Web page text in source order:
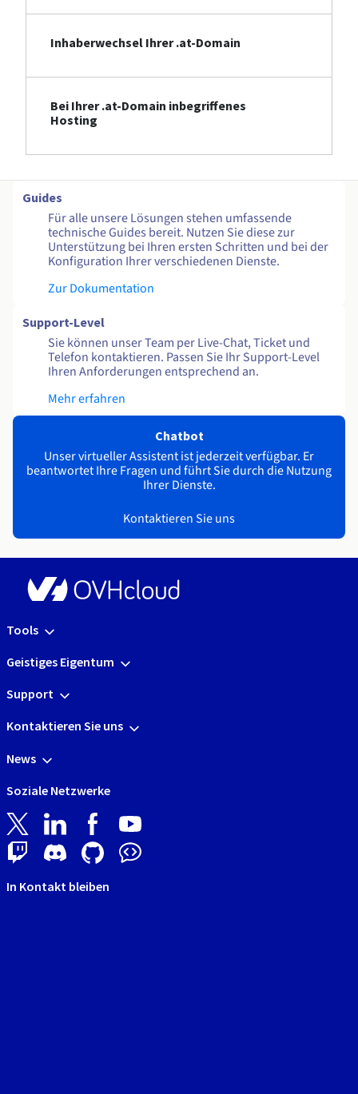
Inhaberwechsel Ihrer .at-Domain
Bei Ihrer .at-Domain inbegriffenes
Hosting
Guides
Für alle unsere Lösungen stehen umfassende
technische Guides bereit. Nutzen Sie diese zur
Unterstützung bei Ihren ersten Schritten und bei der
Konfiguration Ihrer verschiedenen Dienste.
Zur Dokumentation
Support-Level
Sie können unser Team per Live-Chat, Ticket und
Telefon kontaktieren. Passen Sie Ihr Support-Level
Ihren Anforderungen entsprechend an.
Mehr erfahren
Chatbot
Unser virtueller Assistent ist jederzeit verfügbar. Er
beantwortet Ihre Fragen und führt Sie durch die Nutzung
Ihrer Dienste.
Kontaktieren Sie uns
Tools
Geistiges Eigentum
Support
Kontaktieren Sie uns
News
Soziale Netzwerke
In Kontakt bleiben